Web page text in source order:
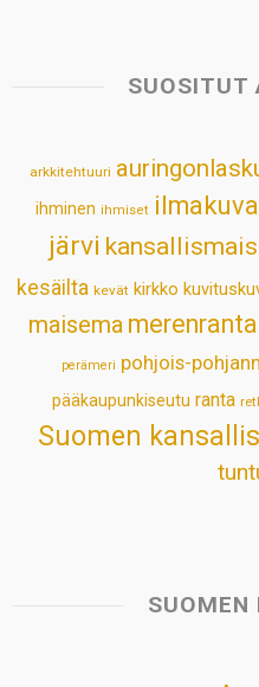
s
p
b
k
SUOSITUT
arkkitehtuuri
ihminen ihmiset ilmakuva
järvi
kesäilta kevät kirkko
maisema merenranta
perämeri pohjois-
pääkaupunkiseutu ranta
Suomen
SUOMEN